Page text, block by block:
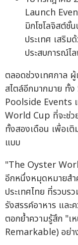
Launch
มิกโซโลจิสต์ชั้
ประเทศ เสริม
ประสบการณ์ไ
ตลอดช่วงเทศกาล
สไตล์อีกมากมาย ทั้
Poolside Events
World Cup ที่จะช่ว
ทั้งสองเดือน เพื่อเ
แบบ
"The Oyster
อีกหนึ่งหมุดหมายสำ
ประเทศไทย ที่รวบร
รังสรรค์อาหาร และ
ตอกย้ำความรู้สึก "เ
Remarkable) อย่า